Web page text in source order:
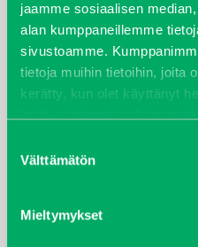
jaamme sosiaalisen
alan kumppaneillemme
sivustoamme.
tietoja muihin tietoihin, joita
kerätty, kun olet käyttänyt
valinta
Välttämätön
Mieltymykset
syyskuu 2023
joulukuu 2022
huhtikuu 2022
helmikuu 2022